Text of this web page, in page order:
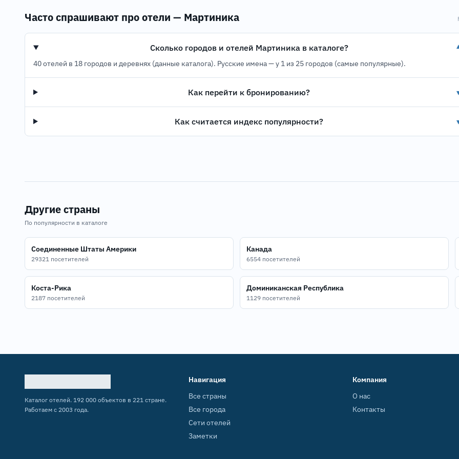
Часто спрашивают про отели — Мартиника
Сколько городов и отелей Мартиника в каталоге?
40 отелей в 18 городов и деревнях (данные каталога). Русские имена — у 1 из 25 городов (самые популярные).
Как перейти к бронированию?
Как считается индекс популярности?
Другие страны
По популярности в каталоге
Соединенные Штаты Америки
29321 посетителей
Канада
6554 посетителей
Коста-Рика
2187 посетителей
Доминиканская Республика
1129 посетителей
Каталог отелей. 192 000 объектов в 221 стране.
Работаем с 2003 года.
Навигация
Все страны
Все города
Сети отелей
Заметки
Компания
О нас
Контакты